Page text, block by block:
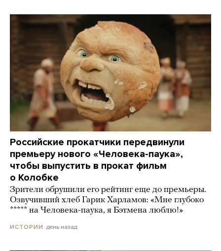
Российские прокатчики передвинули
премьеру нового «Человека-паука»,
чтобы выпустить в прокат фильм
о Колобке
Зрители обрушили его рейтинг еще до премьеры.
Озвучивший хлеб Гарик Харламов: «Мне глубоко
***** на Человека-паука, я Бэтмена люблю!»
ИСТОРИИ день назад